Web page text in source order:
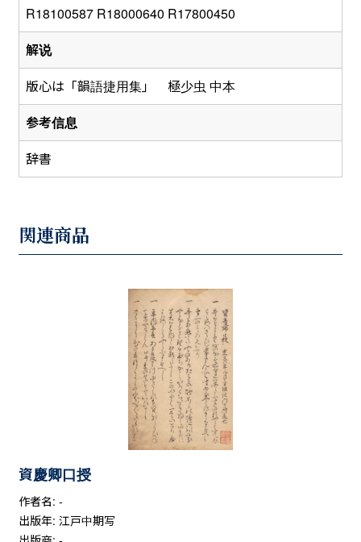
R18100587 R18000640 R17800450
解说
版心は「韻語捷用集」 極少虫 中本
参考信息
辞書
関連商品
資慶卿口授
作者名: -
出版年: 江戸中期写